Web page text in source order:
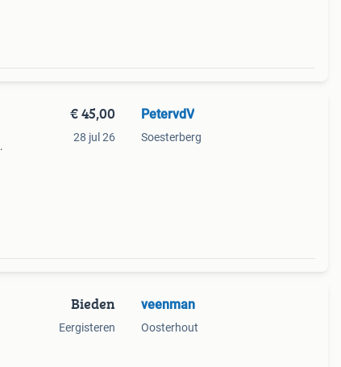
€ 45,00
28 jul 26
PetervdV
Soesterberg
Bieden
Eergisteren
veenman
Oosterhout